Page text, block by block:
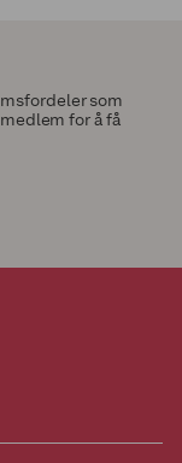
som
for å få